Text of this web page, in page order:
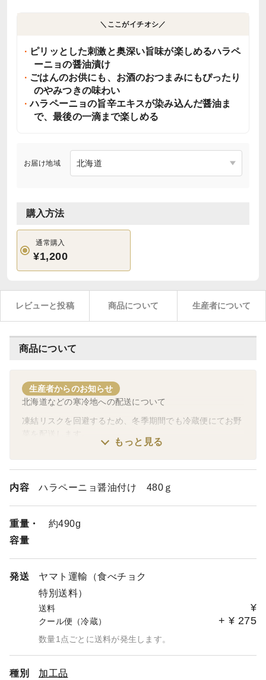
＼ここがイチオシ／
ピリッとした刺激と奥深い旨味が楽しめるハラペ
ーニョの醤油漬け
ごはんのお供にも、お酒のおつまみにもぴったり
のやみつきの味わい
ハラペーニョの旨辛エキスが染み込んだ醤油ま
で、最後の一滴まで楽しめる
お届け地域
購入方法
通常購入
¥1,200
レビューと投稿 商品について 生産者について
商品について
生産者からのお知らせ
北海道などの寒冷地への配送について
凍結リスクを回避するため、冬季期間でも冷蔵便にてお野
商品ページを分けておりますので、冷蔵便であることをご
またそれ以外の地域におきましても、6月〜10月は冷蔵便
にて発送致します。
もっと見る
内容 ハラペーニョ醤油付け 480ｇ
重量・
容量
約490g
発送
ヤマト運輸（食べチョク
特別送料）
送料 ¥
クール便（冷蔵） + ¥ 275
数量1点ごとに送料が発生します。
種別 加工品